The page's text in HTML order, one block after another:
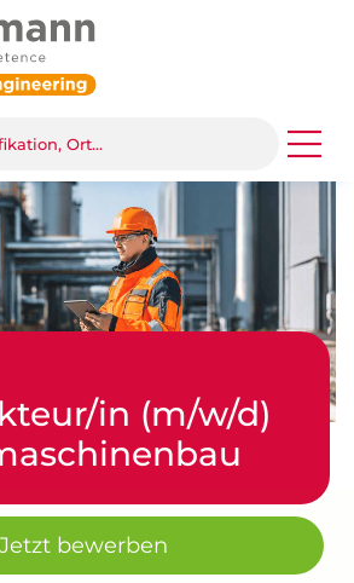
in (m/w/d)
Jetzt bewerben